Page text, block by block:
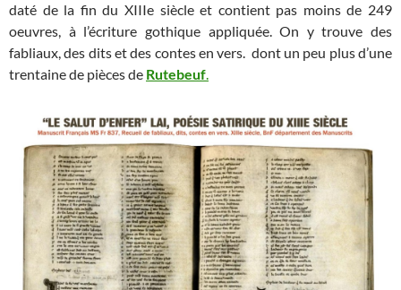
daté de la fin du XIIIe siècle et contient pas moins de 249
oeuvres, à l’écriture gothique appliquée. On y trouve des
fabliaux, des dits et des contes en vers. dont un peu plus d’une
trentaine de pièces de Rutebeuf.